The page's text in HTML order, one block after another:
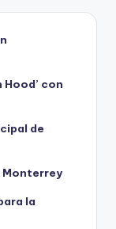
Hood’ con
de
Monterrey
la